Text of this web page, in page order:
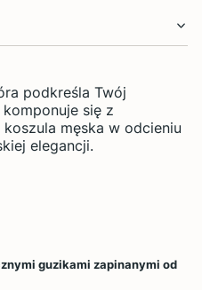
podkreśla Twój
się z
męska w odcieniu
elegancji.
guzikami zapinanymi od